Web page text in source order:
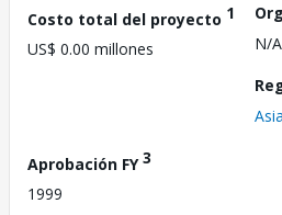
Costo total del proyecto 1
US$ 0.00 millones
N/A
Aprobación FY3
1999